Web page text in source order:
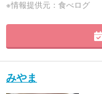
※情報提供元：食べログ
みやま